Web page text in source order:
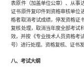
表原件（加盖单位公章）、从事
证书原件复印件到资格审核单位
格者取消考试成绩，停发资格证
复核处理，取消当年度全部考试
效，并按《专业技术人员资格考
号）进行处理。资格复核、证书
八、考试大纲